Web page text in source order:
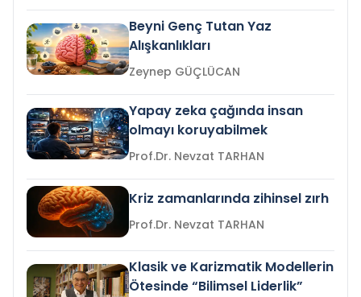
Beyni Genç Tutan Yaz
Alışkanlıkları
Zeynep GÜÇLÜCAN
Yapay zeka çağında insan
olmayı koruyabilmek
Prof.Dr. Nevzat TARHAN
Kriz zamanlarında zihinsel zırh
Prof.Dr. Nevzat TARHAN
Klasik ve Karizmatik Modellerin
Ötesinde “Bilimsel Liderlik”